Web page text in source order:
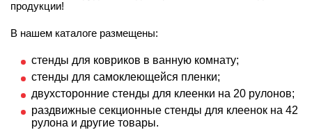
продукции!
В нашем каталоге размещены:
стенды для ковриков в ванную комнату;
стенды для самоклеющейся пленки;
двухсторонние стенды для клеенки на 20 рулонов;
раздвижные секционные стенды для клеенок на 42
рулона и другие товары.